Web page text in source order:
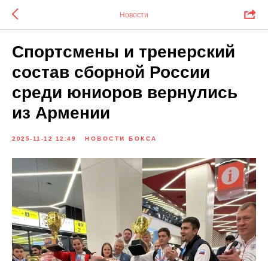
Новости
Спортсмены и тренерский
состав сборной России
среди юниоров вернулись
из Армении
2025-11-12 12:49 НОВОСТИ БОКСА